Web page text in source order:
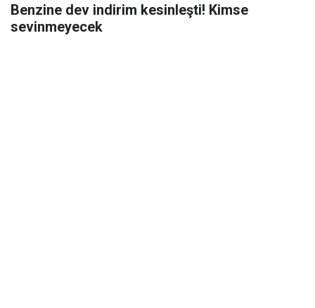
Benzine dev indirim kesinleşti! Kimse
sevinmeyecek